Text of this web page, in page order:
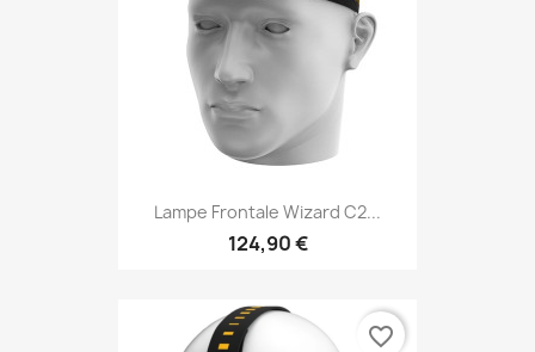
Lampe Frontale Wizard C2...
124,90 €
favorite_border